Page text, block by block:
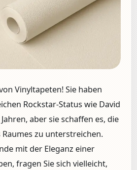
Vinyltapeten! Sie haben
Rockstar-Status wie David
aber sie schaffen es, die
zu unterstreichen.
mit der Eleganz einer
fragen Sie sich vielleicht,